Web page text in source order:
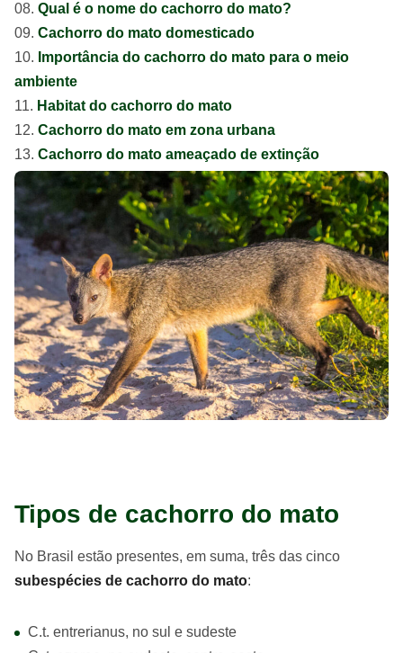
Qual é o nome do cachorro do mato?
Cachorro do mato domesticado
Importância do cachorro do mato para o meio
ambiente
Habitat do cachorro do mato
Cachorro do mato em zona urbana
Cachorro do mato ameaçado de extinção
Tipos de cachorro do mato
No Brasil estão presentes, em suma, três das cinco
subespécies de cachorro do mato:
C.t. entrerianus, no sul e sudeste